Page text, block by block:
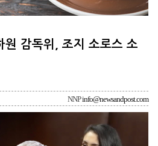
원 감독위, 조지 소로스 소
NNPinfo@newsandpost.com